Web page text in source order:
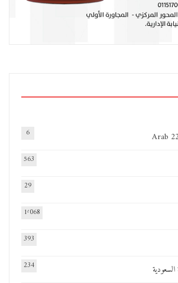
Arab
6
563
29
1٬068
393
السعودية 234